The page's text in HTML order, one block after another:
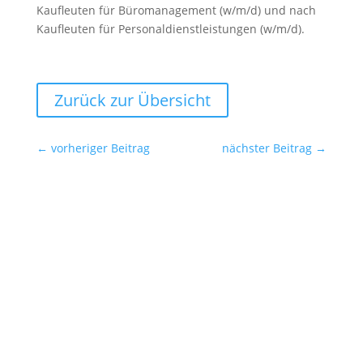
Kaufleuten für Büromanagement (w/m/d) und nach
Kaufleuten für Personaldienstleistungen (w/m/d).
Zurück zur Übersicht
← vorheriger Beitrag nächster Beitrag →